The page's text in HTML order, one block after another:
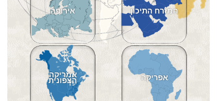
המזרח התיכון אירופה
אפריקה אמריקה
הצפונית